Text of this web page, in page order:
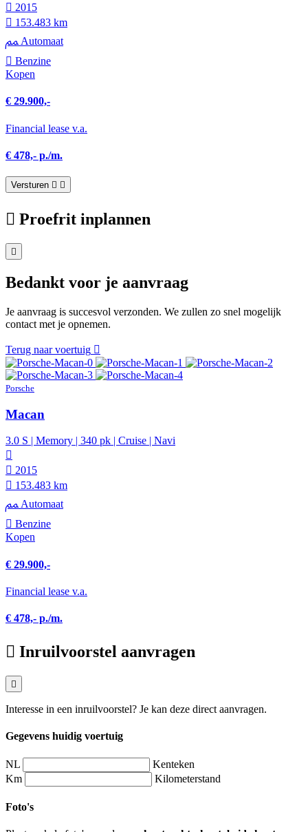
2015
153.483 km
Automaat
Benzine
Kopen
€ 29.900,-
Financial lease v.a.
€ 478,- p./m.
Versturen
Proefrit inplannen
Bedankt voor je aanvraag
Je aanvraag is succesvol verzonden. We zullen zo snel mogelijk
contact met je opnemen.
Terug naar voertuig
Porsche
Macan
3.0 S | Memory | 340 pk | Cruise | Navi
2015
153.483 km
Automaat
Benzine
Kopen
€ 29.900,-
Financial lease v.a.
€ 478,- p./m.
Inruilvoorstel aanvragen
Interesse in een inruilvoorstel? Je kan deze direct aanvragen.
Gegevens huidig voertuig
NL
Kenteken
Km
Kilometerstand
Foto's